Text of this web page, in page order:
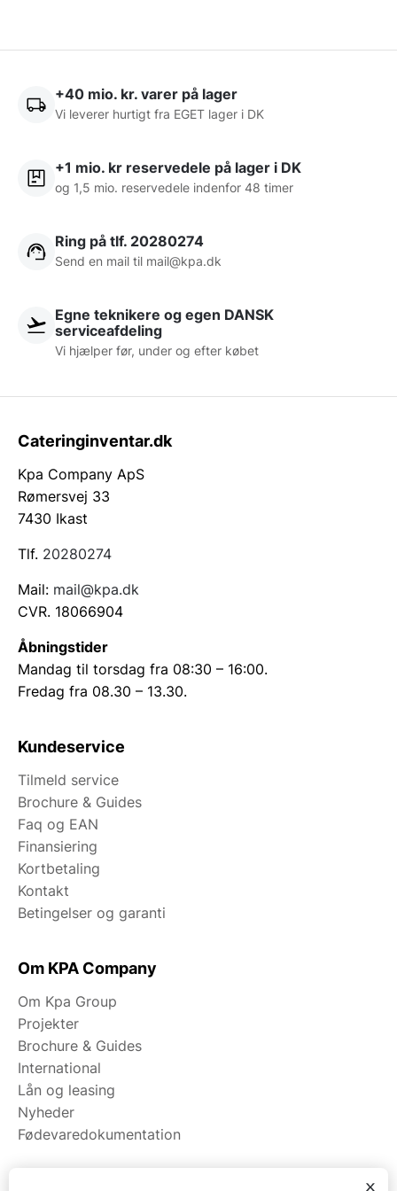
torsdag fra 08:30 til 16:00 samt fredag fra 08:30 –
13:30.
24 timer i hverdagene.
du komme i butikken og besøge os. Her har vi et
mindre showroom med et begrænset udvalg af
Vi ser frem til at høre fra dig.
+40 mio. kr. varer på lager
Vi leverer hurtigt fra EGET lager i DK
+1 mio. kr reservedele på lager i DK
og 1,5 mio. reservedele indenfor 48 timer
Ring på tlf. 20280274
Send en mail til mail@kpa.dk
Egne teknikere og egen DANSK
serviceafdeling
Vi hjælper før, under og efter købet
Cateringinventar.dk
Kpa Company ApS
Rømersvej 33
7430 Ikast
Tlf. 20280274
Mail: mail@kpa.dk
CVR. 18066904
Åbningstider
Mandag til torsdag fra 08:30 – 16:00.
Fredag fra 08.30 – 13.30.
Kundeservice
Tilmeld service
Brochure & Guides
Faq og EAN
Finansiering
Kortbetaling
Kontakt
Betingelser og garanti
Om KPA Company
Om Kpa Group
Projekter
Brochure & Guides
International
Lån og leasing
Nyheder
Fødevaredokumentation
x